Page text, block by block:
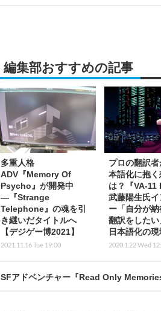
編集部おすすめの記事
多重人格
ADV『Memory Of
Psycho』が開発中
―『Strange
Telephone』の魂を引
き継いだタイトルへ
【デジゲー博2021】
2021.11.16 Tue 19:00
プロの翻訳者
本語化に抱く
は？『VA-11
武藤陽生氏イ
ー「自分が納
翻訳をした
日本語化の現
2020.1.22 Wed
SFアドベンチャー『Read Only